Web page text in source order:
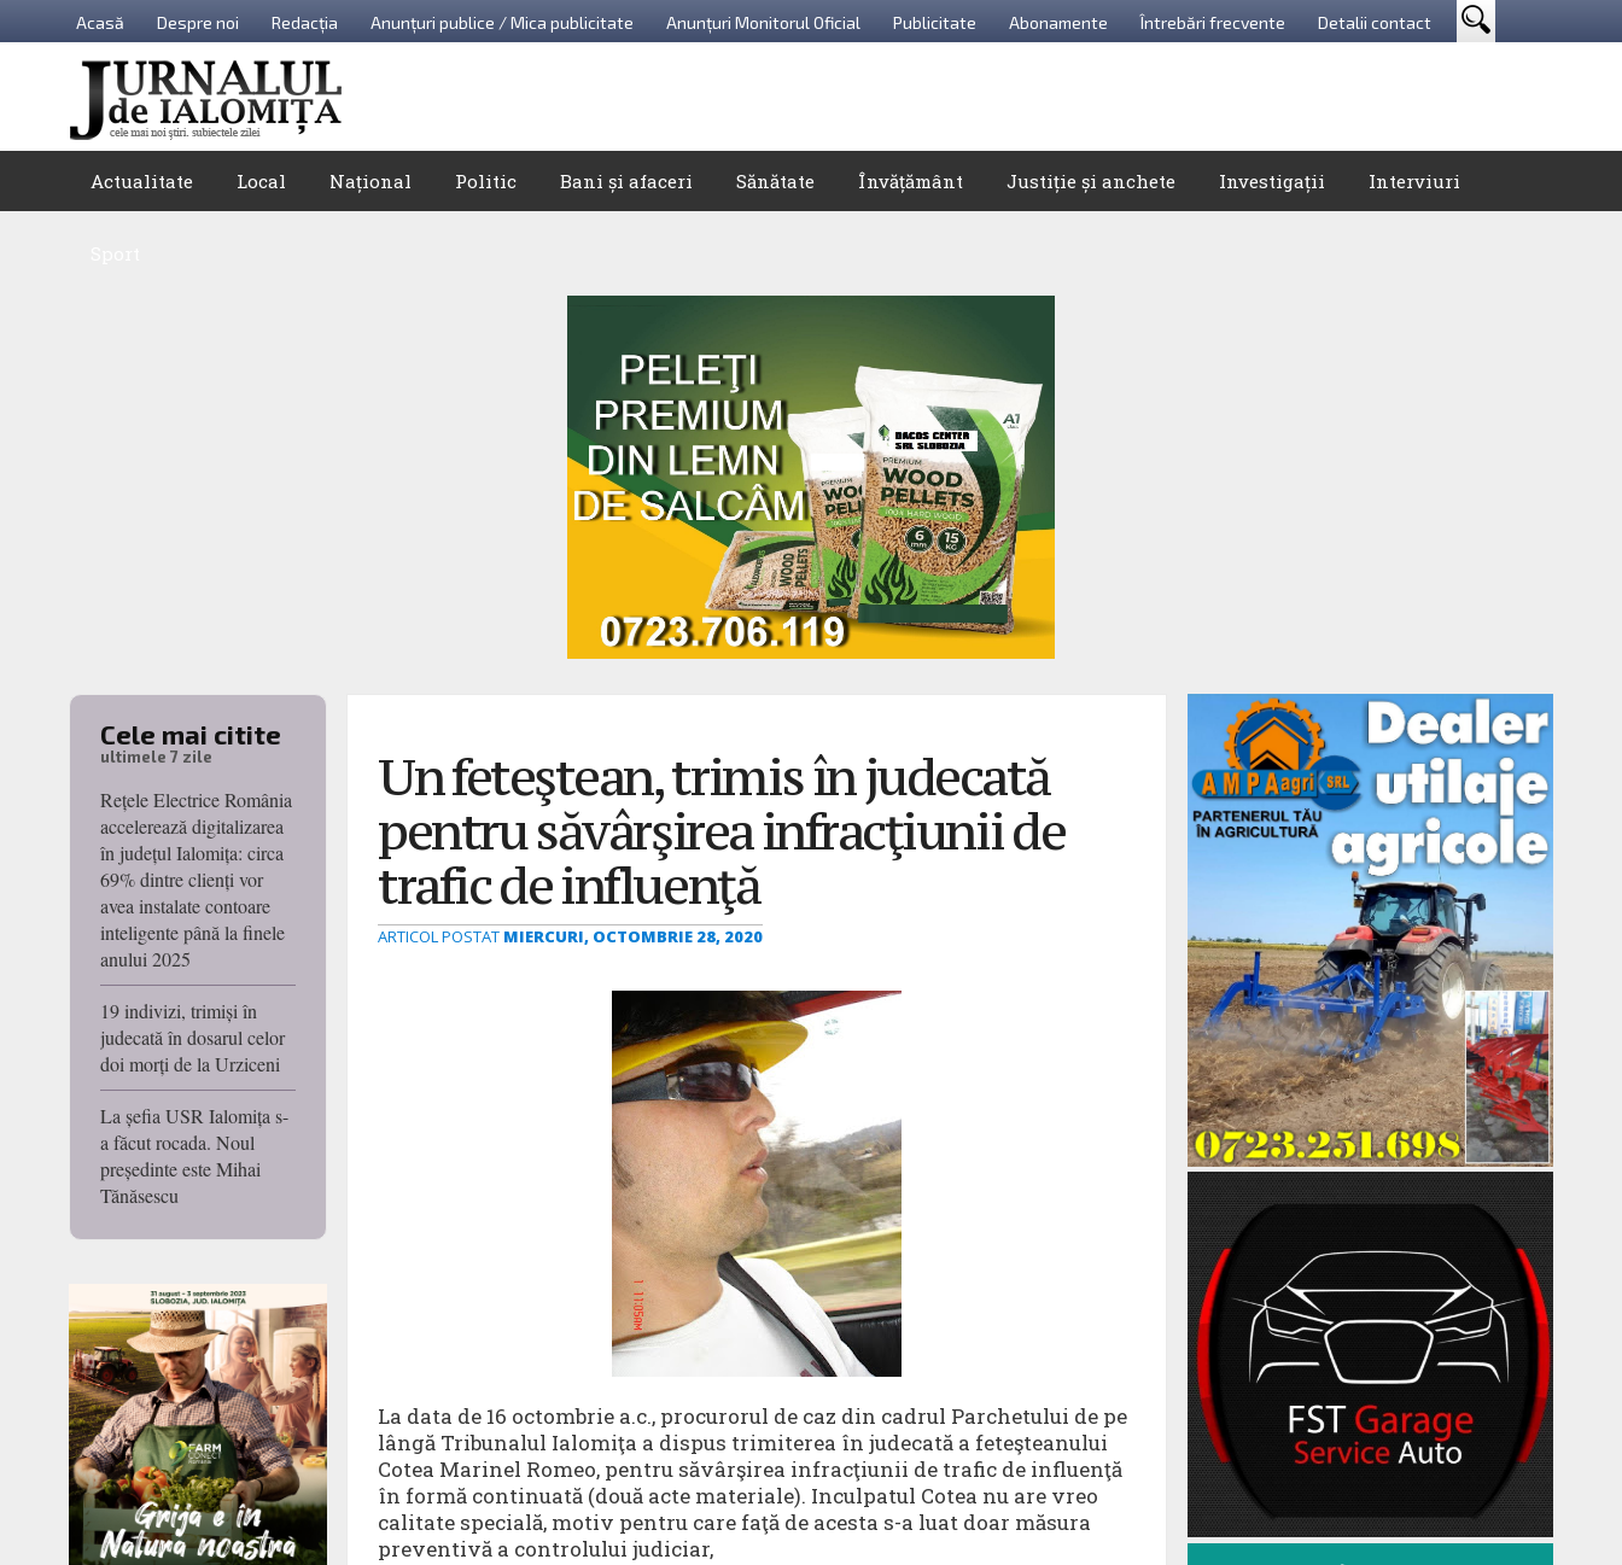
Acasă Despre noi Redacția Anunțuri publice / Mica publicitate Anunțuri Monitorul Oficial Publicitate Abonamente Întrebări frecvente Detalii contact
Actualitate Local Național Politic Bani și afaceri Sănătate Învățământ Justiție și anchete Investigații Interviuri
Cele mai citite
ultimele 7 zile
Rețele Electrice România
accelerează digitalizarea
în județul Ialomița: circa
69% dintre clienți vor
avea instalate contoare
inteligente până la finele
anului 2025
19 indivizi, trimiși în
judecată în dosarul celor
doi morți de la Urziceni
La șefia USR Ialomița s-
a făcut rocada. Noul
președinte este Mihai
Tănăsescu
Un feteştean, trimis în judecată
pentru săvârşirea infracţiunii de
trafic de influenţă
ARTICOL POSTAT MIERCURI, OCTOMBRIE 28, 2020
La data de 16 octombrie a.c., procurorul de caz din cadrul Parchetului de pe
lângă Tribunalul Ialomiţa a dispus trimiterea în judecată a feteşteanului
Cotea Marinel Romeo, pentru săvârşirea infracţiunii de trafic de influenţă
în formă continuată (două acte materiale). Inculpatul Cotea nu are vreo
calitate specială, motiv pentru care faţă de acesta s-a luat doar măsura
preventivă a controlului judiciar,